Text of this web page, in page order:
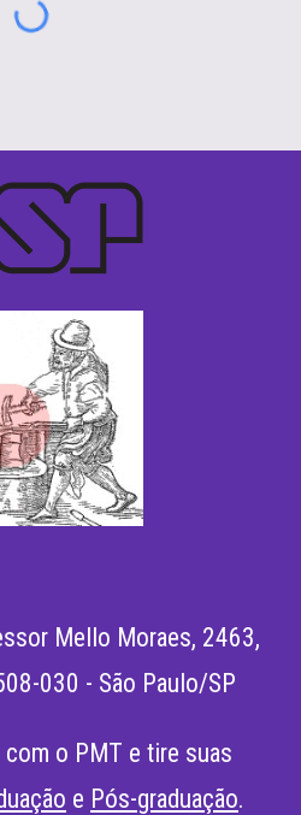
Mello Moraes, 2463,
030 - São Paulo/SP
o PMT e tire suas
e Pós-graduação.